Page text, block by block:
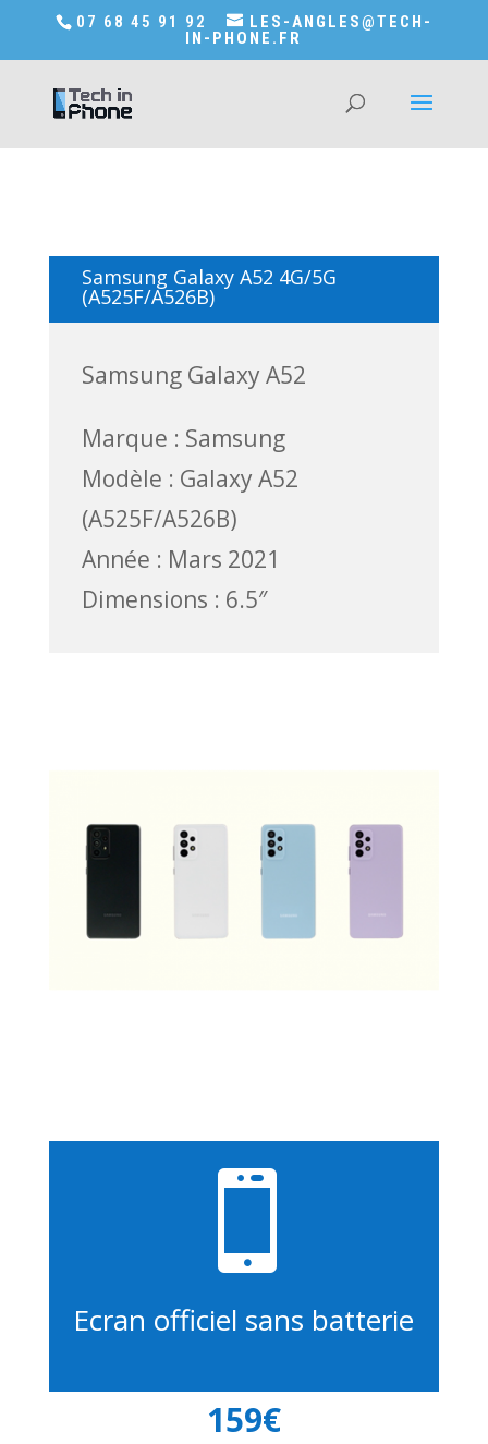
Accédez a Shop-in-tech-in-phone
07 68 45 91 92
LES-ANGLES@TECH-
IN-PHONE.FR
Samsung Galaxy A52 4G/5G
(A525F/A526B)
Samsung Galaxy A52
Marque : Samsung
Modèle : Galaxy A52
(A525F/A526B)
Année : Mars 2021
Dimensions : 6.5″

Ecran officiel sans batterie
159€